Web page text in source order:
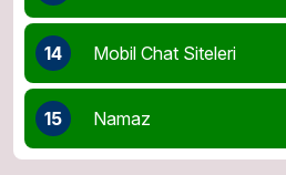
14 Mobil Chat Siteleri
15 Namaz